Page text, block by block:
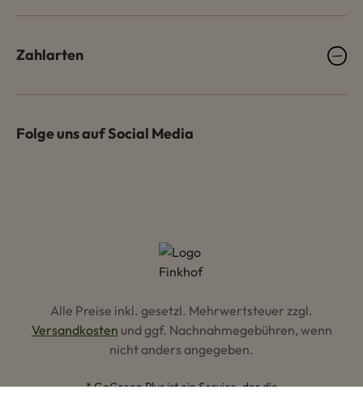
Zahlarten
Folge uns auf Social Media
Alle Preise inkl. gesetzl. Mehrwertsteuer zzgl.
Versandkosten und ggf. Nachnahmegebühren, wenn
nicht anders angegeben.
* GoGreen Plus ist ein Service, der die